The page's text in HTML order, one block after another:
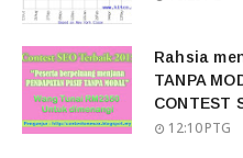
Rahsia
TANPA
CONTEST
12:10 PTG